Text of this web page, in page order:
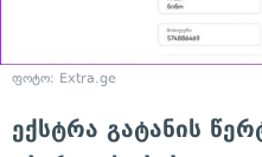
ფოტო: Extra.ge
ექსტრა გატანის